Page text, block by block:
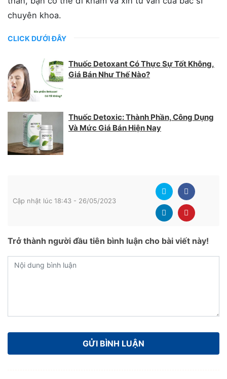
chuyên khoa.
CLICK DƯỚI ĐÂY
Thuốc Detoxant Có Thực Sự Tốt Không,
Giá Bán Như Thế Nào?
Thuốc Detoxic: Thành Phần, Công Dụng
Và Mức Giá Bán Hiện Nay
Cập nhật lúc 18:43 - 26/05/2023
Trở thành người đầu tiên bình luận cho bài viết này!